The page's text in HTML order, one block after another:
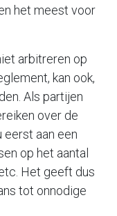
het meest voor
arbitreren op
kan ook,
Als partijen
over de
eerst aan een
op het aantal
Het geeft dus
tot onnodige